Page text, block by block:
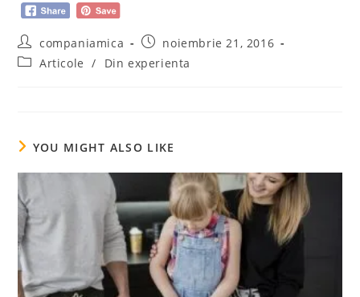
Post
author:
companiamica
Post
published:
noiembrie 21, 2016
PostArticole / Din experienta
YOU MIGHT ALSO LIKE